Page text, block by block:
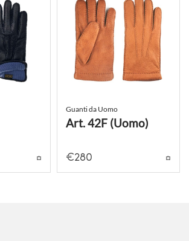
Guanti da Uomo
Art. 42F (Uomo)
€280